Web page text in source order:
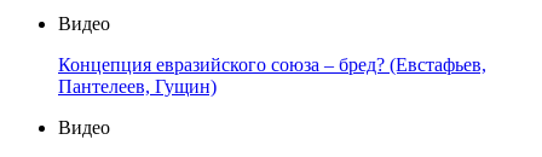
Видео
Концепция евразийского союза – бред? (Евстафьев,
Пантелеев, Гущин)
Видео